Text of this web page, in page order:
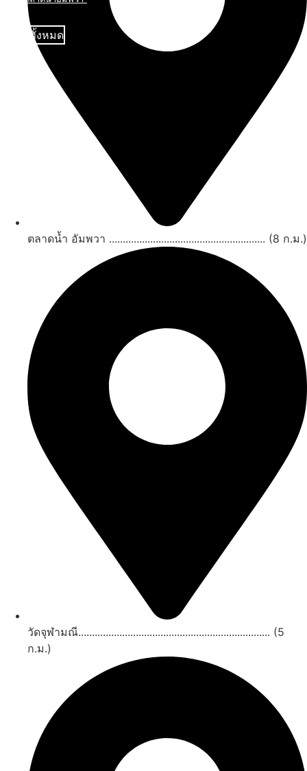
ตลาดน้ำ อัมพวา ......................................................... (8 ก.ม.)
วัดจุฬามณี...................................................................... (5
ก.ม.)
ดูทั้งหมด